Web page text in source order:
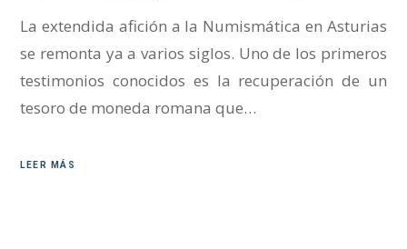
La extendida afición a la Numismática en Asturias
se remonta ya a varios siglos. Uno de los primeros
testimonios conocidos es la recuperación de un
tesoro de moneda romana que…
LEER MÁS